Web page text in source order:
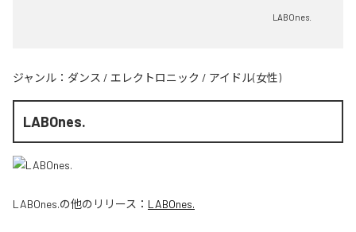
LABOnes.
ジャンル： ダンス / エレクトロニック / アイドル(女性)
LABOnes.
LABOnes.の他のリリース： LABOnes.